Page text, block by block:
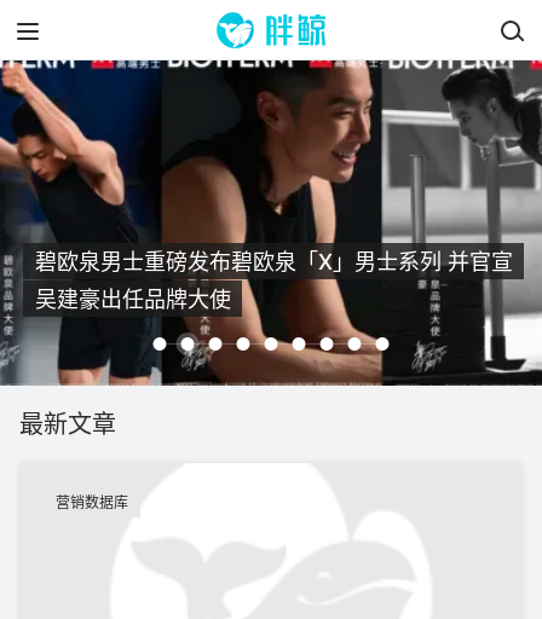
碧欧泉男士重磅发布碧欧泉「X」男士系列 并官宣
吴建豪出任品牌大使
华特迪士尼公司与TikTok宣布首个全球短视频内
容共享协议
最新文章
营销数据库